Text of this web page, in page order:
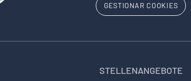
GESTIONAR COOKIES
STELLENANGEBOTE